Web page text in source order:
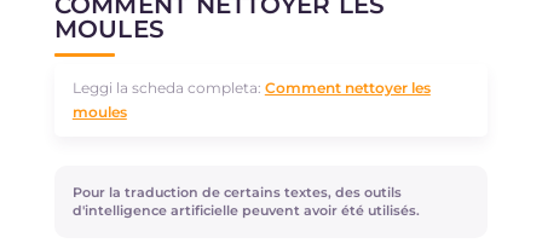
MOULES
Leggi la scheda completa: Comment nettoyer les
moules
Pour la traduction de certains textes, des outils
d'intelligence artificielle peuvent avoir été utilisés.